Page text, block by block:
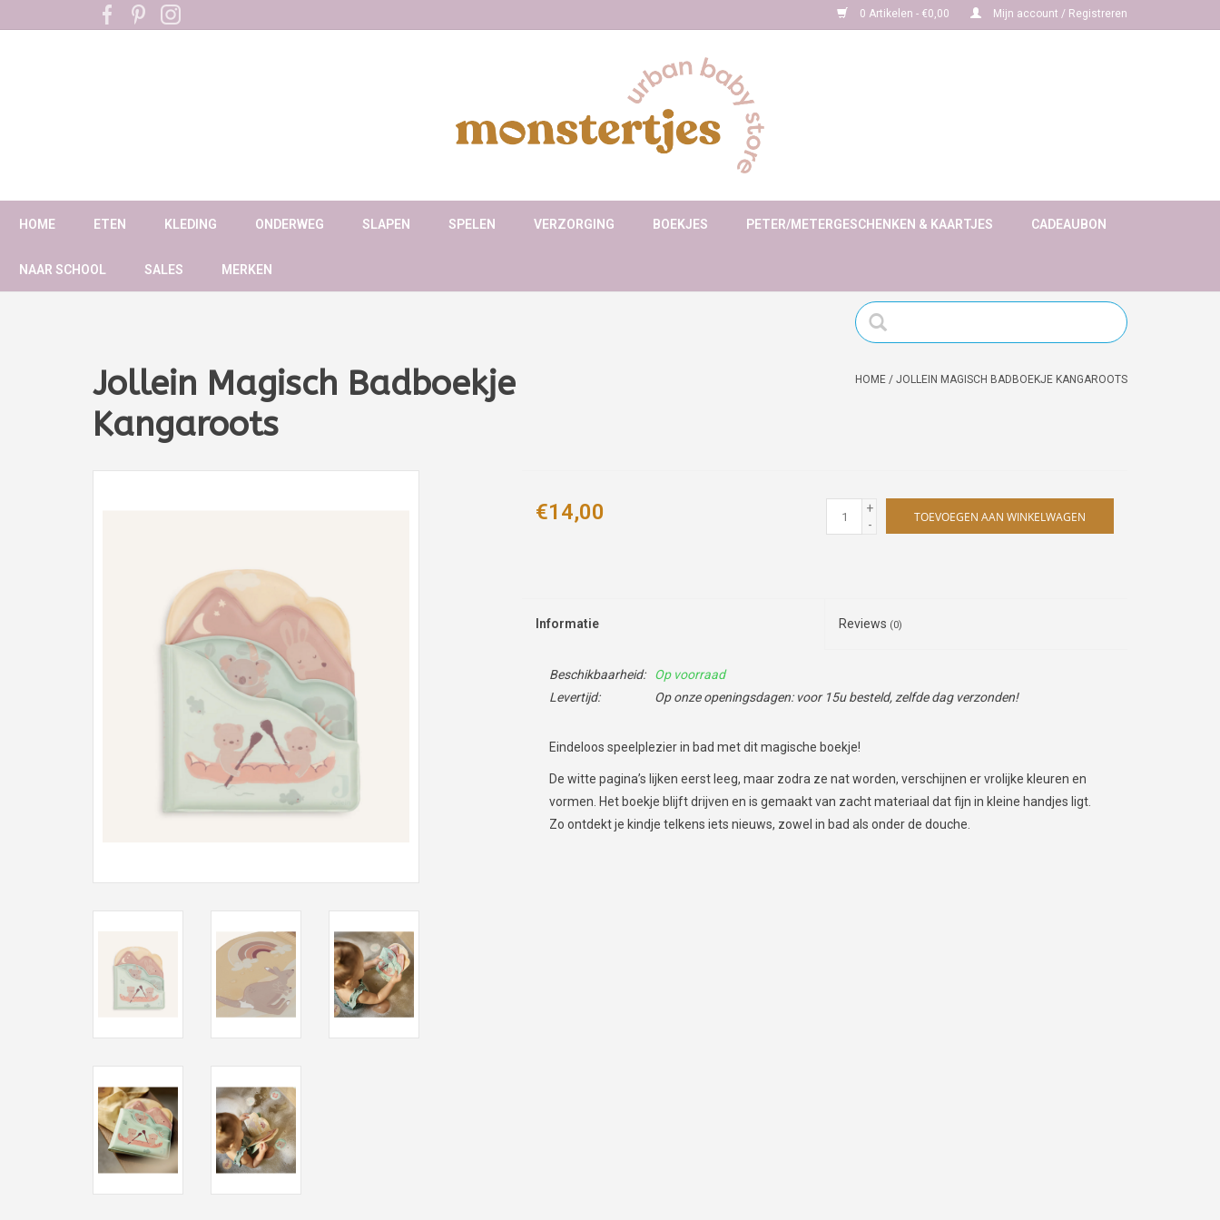
0 Artikelen - €0,00 Mijn account / Registreren
HOME ETEN KLEDING ONDERWEG SLAPEN SPELEN VERZORGING BOEKJES PETER/METERGESCHENKEN & KAARTJES CADEAUBON
NAAR SCHOOL SALES MERKEN
Jollein Magisch Badboekje
Kangaroots
HOME / JOLLEIN MAGISCH BADBOEKJE KANGAROOTS
€14,00
+
-
TOEVOEGEN AAN WINKELWAGEN
Informatie Reviews (0)
Beschikbaarheid:
Op voorraad
Levertijd:
Op onze openingsdagen: voor 15u besteld, zelfde dag verzonden!
Eindeloos speelplezier in bad met dit magische boekje!
De witte pagina’s lijken eerst leeg, maar zodra ze nat worden, verschijnen er vrolijke kleuren en
vormen. Het boekje blijft drijven en is gemaakt van zacht materiaal dat fijn in kleine handjes ligt.
Zo ontdekt je kindje telkens iets nieuws, zowel in bad als onder de douche.